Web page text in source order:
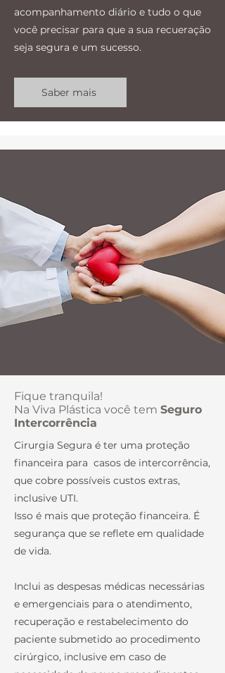
acompanhamento diário e tudo o que
você precisar para que a sua recueração
seja segura e um sucesso.
Saber mais
Fique tranquila!
Na Viva Plástica você tem Seguro
Intercorrência
Cirurgia Segura é ter uma proteção
financeira para casos de intercorrência,
que cobre possíveis custos extras,
inclusive UTI.
Isso é mais que proteção financeira. É
segurança que se reflete em qualidade
de vida.
Inclui as despesas médicas necessárias
e emergenciais para o atendimento,
recuperação e restabelecimento do
paciente submetido ao procedimento
cirúrgico, inclusive em caso de